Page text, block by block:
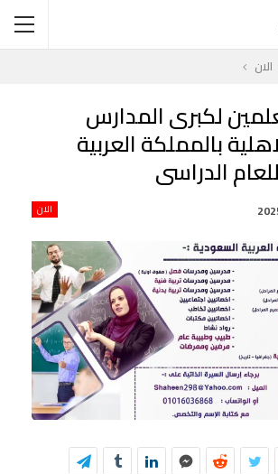
الان
لكبرى المدارس
بالمملكة العربية
الدراسى
الان